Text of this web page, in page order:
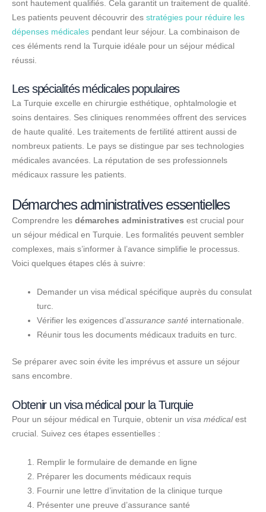
sont hautement qualifiés. Cela garantit un traitement de qualité.
Les patients peuvent découvrir des stratégies pour réduire les
dépenses médicales pendant leur séjour. La combinaison de
ces éléments rend la Turquie idéale pour un séjour médical
réussi.
Les spécialités médicales populaires
La Turquie excelle en chirurgie esthétique, ophtalmologie et
soins dentaires. Ses cliniques renommées offrent des services
de haute qualité. Les traitements de fertilité attirent aussi de
nombreux patients. Le pays se distingue par ses technologies
médicales avancées. La réputation de ses professionnels
médicaux rassure les patients.
Démarches administratives essentielles
Comprendre les démarches administratives est crucial pour
un séjour médical en Turquie. Les formalités peuvent sembler
complexes, mais s’informer à l’avance simplifie le processus.
Voici quelques étapes clés à suivre:
Demander un visa médical spécifique auprès du consulat
turc.
Vérifier les exigences d’assurance santé internationale.
Réunir tous les documents médicaux traduits en turc.
Se préparer avec soin évite les imprévus et assure un séjour
sans encombre.
Obtenir un visa médical pour la Turquie
Pour un séjour médical en Turquie, obtenir un visa médicalest
crucial. Suivez ces étapes essentielles :
Remplir le formulaire de demande en ligne
Préparer les documents médicaux requis
Fournir une lettre d’invitation de la clinique turque
Présenter une preuve d’assurance santé